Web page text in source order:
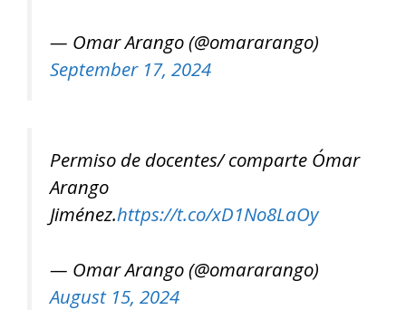
— Omar Arango (@omararango)
September 17, 2024
Permiso de docentes/ comparte Ómar
Arango
Jiménez.https://t.co/xD1No8LaOy
— Omar Arango (@omararango)
August 15, 2024